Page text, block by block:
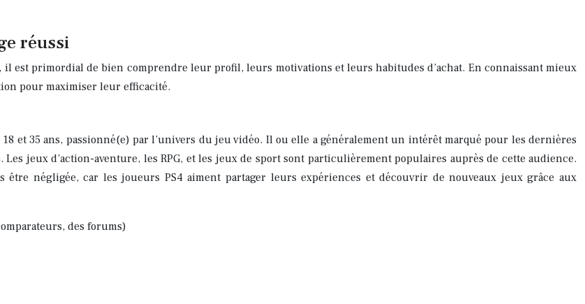
réussi
il est primordial de bien comprendre leur profil, leurs motivations et leurs habitudes d’achat. En connaissant mieux
pour maximiser leur efficacité.
et 35 ans, passionné(e) par l’univers du jeu vidéo. Il ou elle a généralement un intérêt marqué pour les dernières
jeux d’action-aventure, les RPG, et les jeux de sport sont particulièrement populaires auprès de cette audience.
être négligée, car les joueurs PS4 aiment partager leurs expériences et découvrir de nouveaux jeux grâce aux
des forums)